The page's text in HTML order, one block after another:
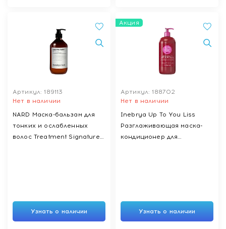
Артикул: 189113
Нет в наличии
NARD Маска-бальзам для
тонких и ослабленных
волос Treatment Signature,
Узнать о наличии
Акция
Артикул: 188702
Нет в наличии
Inebrya Up To You Liss
Разглаживающая маска-
кондиционер для
Узнать о наличии